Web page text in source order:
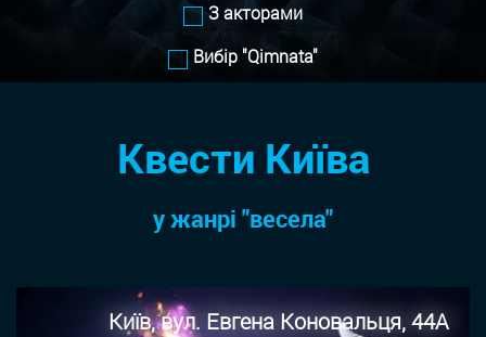
З акторами
Вибір "Qimnata"
Квести Київа
у жанрi "весела"
Київ, вул. Евгена Коновальця, 44А